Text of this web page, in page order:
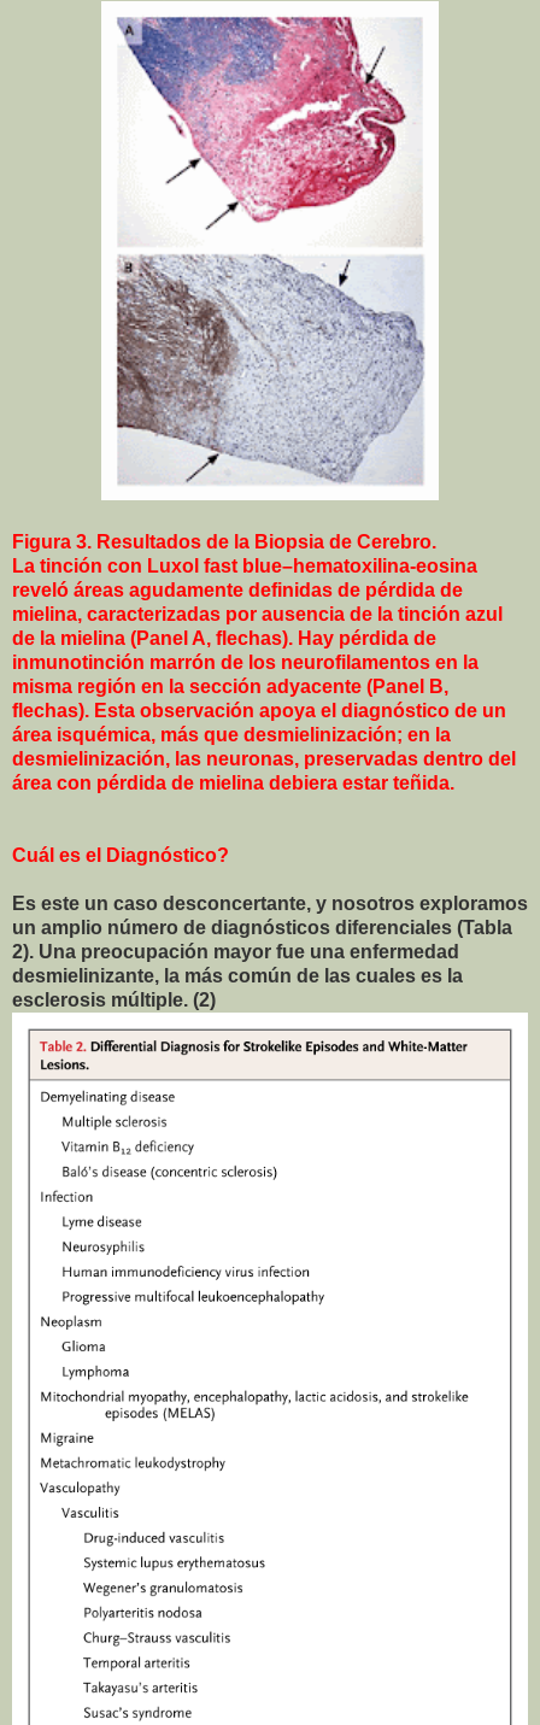
Figura 3. Resultados de la Biopsia de Cerebro.
La tinción con Luxol fast blue–hematoxilina-eosina
reveló áreas agudamente definidas de pérdida de
mielina, caracterizadas por ausencia de la tinción azul
de la mielina (Panel A, flechas). Hay pérdida de
inmunotinción marrón de los neurofilamentos en la
misma región en la sección adyacente (Panel B,
flechas). Esta observación apoya el diagnóstico de un
área isquémica, más que desmielinización; en la
desmielinización, las neuronas, preservadas dentro del
área con pérdida de mielina debiera estar teñida.
Cuál es el Diagnóstico?
Es este un caso desconcertante, y nosotros exploramos
un amplio número de diagnósticos diferenciales (Tabla
2). Una preocupación mayor fue una enfermedad
desmielinizante, la más común de las cuales es la
esclerosis múltiple. (2)